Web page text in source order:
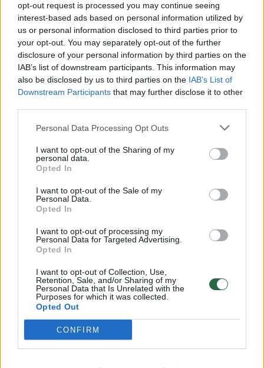
opt-out request is processed you may continue seeing
interest-based ads based on personal information utilized by
us or personal information disclosed to third parties prior to
your opt-out. You may separately opt-out of the further
disclosure of your personal information by third parties on the
IAB’s list of downstream participants. This information may
also be disclosed by us to third parties on the IAB’s List of
Downstream Participants that may further disclose it to other
Personal Data Processing Opt Outs
I want to opt-out of the Sharing of my
personal data.
Opted In
I want to opt-out of the Sale of my
Personal Data.
Opted In
I want to opt-out of processing my
Personal Data for Targeted Advertising.
Opted In
I want to opt-out of Collection, Use,
Retention, Sale, and/or Sharing of my
Personal Data that Is Unrelated with the
Purposes for which it was collected.
Opted Out
CONFIRM
Per 2016-ųjų metinės ataskaitos pristatymą
A.Sinisalu sakė, kad įtariamas GRU šnipas
buvo sučiuptas sausio 9-ąją; jam pateikti
kaltinimai veikla, nukreipta prieš Estijos
nepriklausomybę, suverenumą ir teritorinį
atėmimo. Pasak KaPo vadovo, suimtas
įtariamasis yra Rusijos pilietis. Agentūra
atsisakė nurodyti, ar šis asmuo turėjo leidimą
gyventi Estijoje.
šnipas Rusijos vyriausioji žvalgybos valdyba (GRU)
Komentuoti po šiuo straipsniu
Komentuoti gali tik Lrytas registruoti vartotojai.